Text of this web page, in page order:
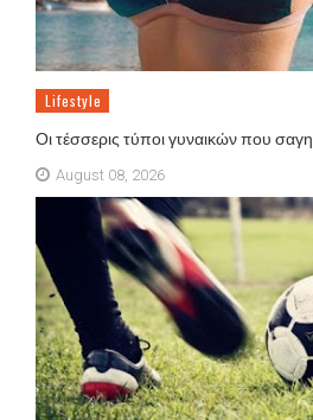
Lifestyle
Οι τέσσερις τύποι γυναικών που
August 08, 2026